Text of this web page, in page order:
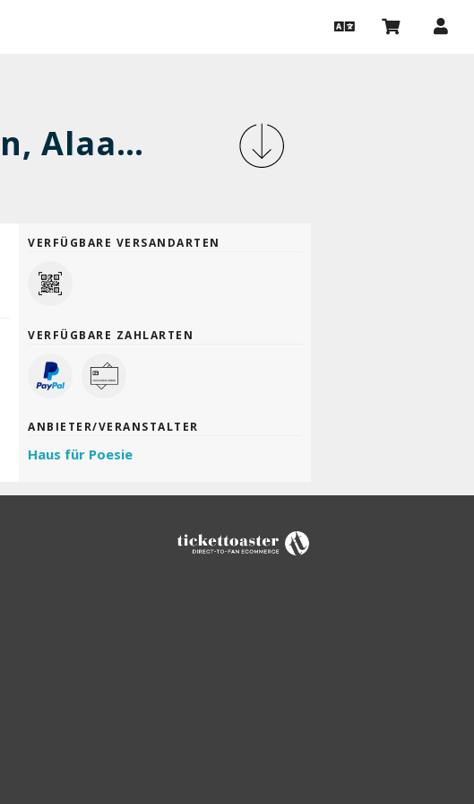
Ein Abend mit Batool Abu Akleen, Alaa Alqaisi & Abdalrahman Alqalaq
VERFÜGBARE VERSANDARTEN
VERFÜGBARE ZAHLARTEN
ANBIETER/VERANSTALTER
Haus für Poesie